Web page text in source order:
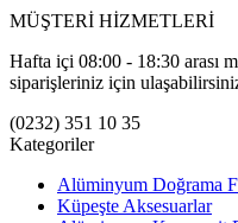
MÜŞTERİ HİZMETLERİ
Hafta içi 08:00 - 18:30 arası
siparişleriniz için
(0232) 351 10 35
Kategoriler
Alüminyum Doğrama
Küpeşte Aksesuarlar